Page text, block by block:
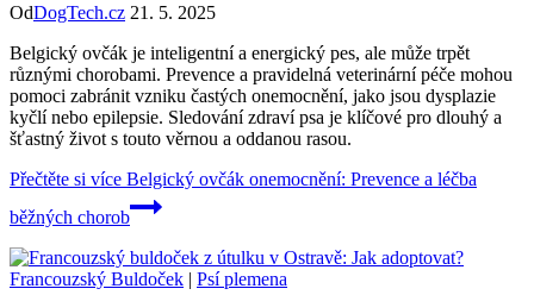
OdDogTech.cz 21. 5. 2025
Belgický ovčák je inteligentní a energický pes, ale může trpět
různými chorobami. Prevence a pravidelná veterinární péče mohou
pomoci zabránit vzniku častých onemocnění, jako jsou dysplazie
kyčlí nebo epilepsie. Sledování zdraví psa je klíčové pro dlouhý a
šťastný život s touto věrnou a oddanou rasou.
Přečtěte si více Belgický ovčák onemocnění: Prevence a léčba
běžných chorob
Francouzský Buldoček | Psí plemena